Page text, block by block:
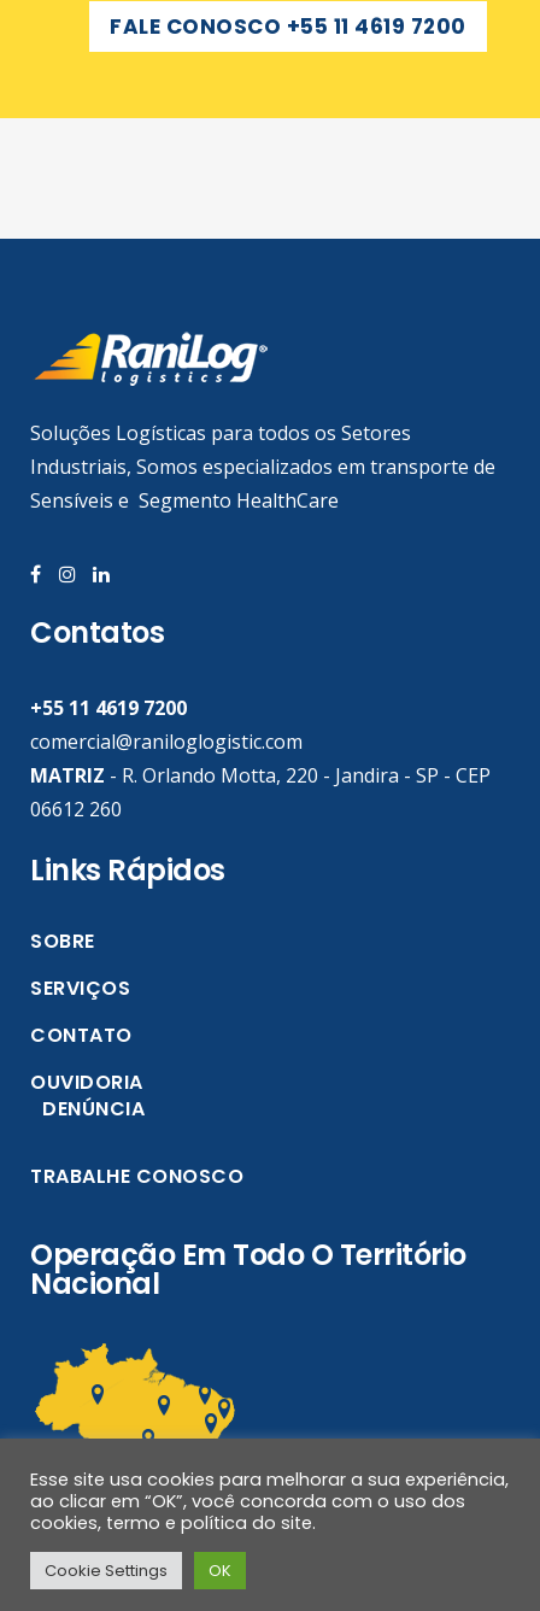
FALE CONOSCO +55 11 4619 7200
Soluções Logísticas para todos os Setores
Industriais, Somos especializados em transporte de
Sensíveis e Segmento HealthCare
Contatos
+55 11 4619 7200
comercial@raniloglogistic.com
MATRIZ - R. Orlando Motta, 220 - Jandira - SP - CEP
06612 260
Links Rápidos
SOBRE
SERVIÇOS
CONTATO
OUVIDORIA
DENÚNCIA
TRABALHE CONOSCO
Operação Em Todo O Território
Nacional
Esse site usa cookies para melhorar a sua experiência,
ao clicar em “OK”, você concorda com o uso dos
cookies, termo e política do site.
Cookie Settings OK